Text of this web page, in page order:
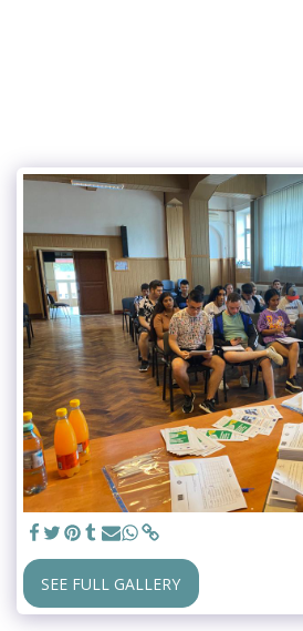
SEE FULL GALLERY